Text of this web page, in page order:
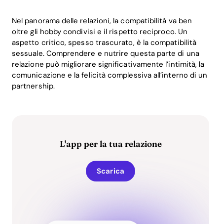
Nel panorama delle relazioni, la compatibilità va ben
oltre gli hobby condivisi e il rispetto reciproco. Un
aspetto critico, spesso trascurato, è la compatibilità
sessuale. Comprendere e nutrire questa parte di una
relazione può migliorare significativamente l’intimità, la
comunicazione e la felicità complessiva all’interno di un
partnership.
L'app per la tua relazione
Scarica